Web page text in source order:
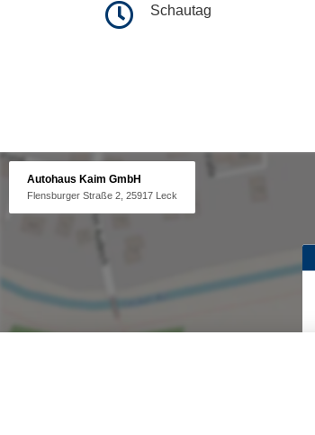
Schautag
Autohaus Kaim GmbH
Flensburger Straße 2, 25917 Leck